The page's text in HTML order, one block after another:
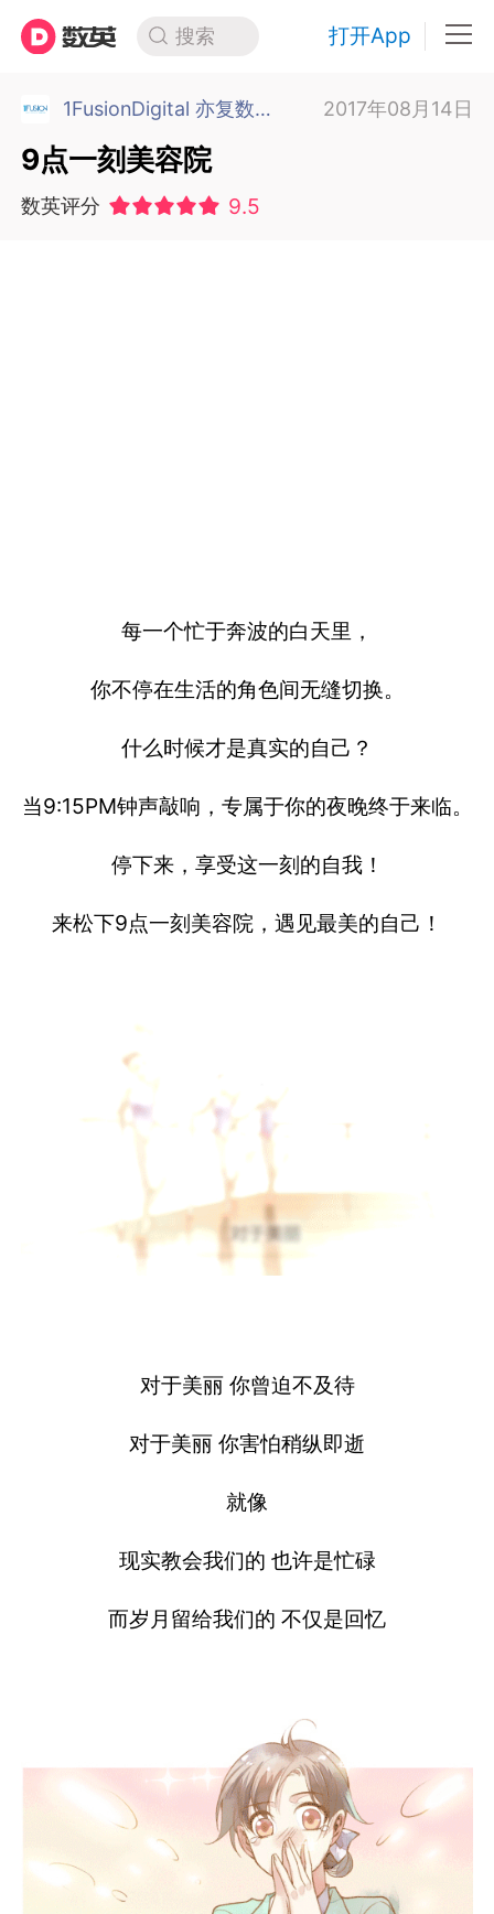
搜索 打开App
1FusionDigital 亦复数字 上海 2017年08月14日
9点一刻美容院
数英评分 9.5
每一个忙于奔波的白天里，
你不停在生活的角色间无缝切换。
什么时候才是真实的自己？
当9:15PM钟声敲响，专属于你的夜晚终于来临。
停下来，享受这一刻的自我！
来松下9点一刻美容院，遇见最美的自己！
对于美丽 你曾迫不及待
对于美丽 你害怕稍纵即逝
就像
现实教会我们的 也许是忙碌
而岁月留给我们的 不仅是回忆